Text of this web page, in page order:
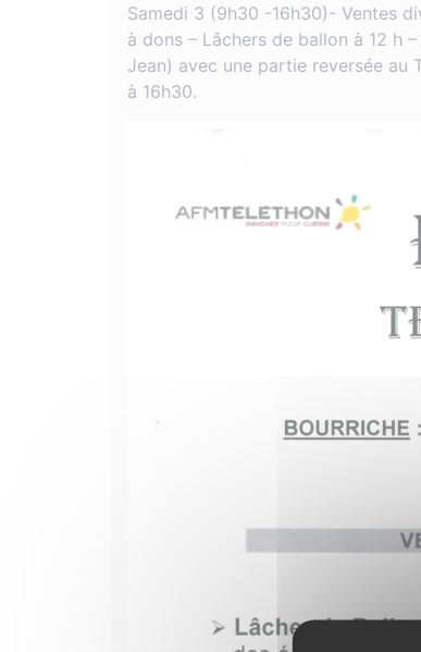
Samedi 3 (9h30 -16h30)- Ventes
à dons – Lâchers de ballon à 12 h
Jean) avec une partie reversée au
à 16h30.